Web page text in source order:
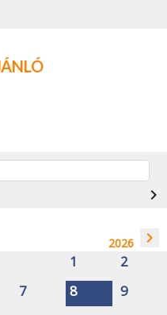
navigate_next
2026 navigate_next
1
2
7 8
9